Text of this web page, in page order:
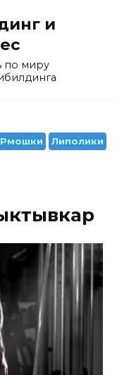
и
по миру
Липолики